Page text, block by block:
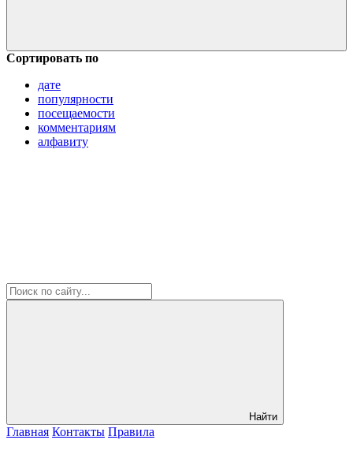
Сортировать по
дате
популярности
посещаемости
комментариям
алфавиту
Найти
Главная Контакты Правила